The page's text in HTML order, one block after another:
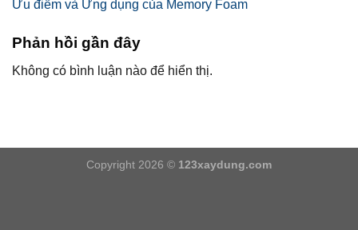
Ưu điểm và Ứng dụng của Memory Foam
Phản hồi gần đây
Không có bình luận nào để hiển thị.
Copyright 2026 © 123xaydung.com